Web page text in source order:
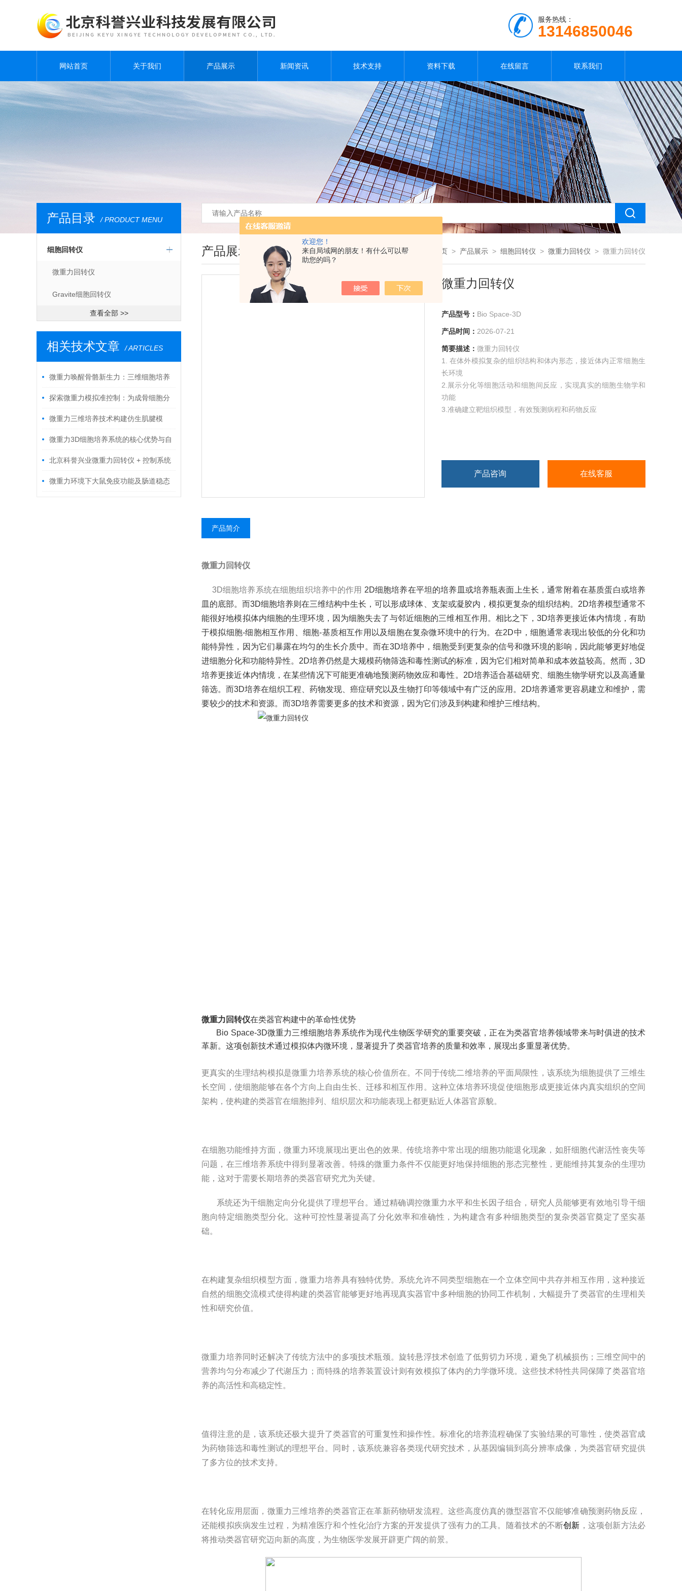
欢迎您！
来自局域网的朋友！有什么可以帮
助您的吗？
服务热线：
13146850046
网站首页 关于我们 产品展示 新闻资讯 技术支持 资料下载 在线留言 联系我们
产品目录 / PRODUCT MENU
细胞回转仪
微重力回转仪
Gravite细胞回转仪
查看全部 >>
相关技术文章 / ARTICLES
微重力唤醒骨骼新生力：三维细胞培养
系统如何逆转骨纤维化进程
探索微重力模拟准控制：为成骨细胞分
化铺就高效“太空通路”
微重力三维培养技术构建仿生肌腱模
型：探索运动损伤修复新通路
微重力3D细胞培养系统的核心优势与自
动化调控技术解析
北京科誉兴业​微重力回转仪 + 控制系统
一站式细胞培养解决方案
微重力环境下大鼠免疫功能及肠道稳态
产品展示 您现在的位置： 首页 > 产品展示 > 细胞回转仪 > 微重力回转仪 > 微重力回转仪
微重力回转仪
产品型号： Bio Space-3D
产品时间： 2026-07-21
简要描述： 微重力回转仪
1. 在体外模拟复杂的组织结构和体内形态，接近体内正常细胞生
长环境
2.展示分化等细胞活动和细胞间反应，实现真实的细胞生物学和
功能
3.准确建立靶组织模型，有效预测病程和药物反应
产品咨询 在线客服
产品简介
微重力回转仪
3D细胞培养系统在细胞组织培养中的作用 2D细胞培养在平坦的培养皿或培养瓶表面上生长，通常附着在基质蛋白或培养
皿的底部。而3D细胞培养则在三维结构中生长，可以形成球体、支架或凝胶内，模拟更复杂的组织结构。2D培养模型通常不
能很好地模拟体内细胞的生理环境，因为细胞失去了与邻近细胞的三维相互作用。相比之下，3D培养更接近体内情境，有助
于模拟细胞-细胞相互作用、细胞-基质相互作用以及细胞在复杂微环境中的行为。在2D中，细胞通常表现出较低的分化和功
能特异性，因为它们暴露在均匀的生长介质中。而在3D培养中，细胞受到更复杂的信号和微环境的影响，因此能够更好地促
进细胞分化和功能特异性。2D培养仍然是大规模药物筛选和毒性测试的标准，因为它们相对简单和成本效益较高。然而，3D
培养更接近体内情境，在某些情况下可能更准确地预测药物效应和毒性。2D培养适合基础研究、细胞生物学研究以及高通量
筛选。而3D培养在组织工程、药物发现、癌症研究以及生物打印等领域中有广泛的应用。2D培养通常更容易建立和维护，需
要较少的技术和资源。而3D培养需要更多的技术和资源，因为它们涉及到构建和维护三维结构。
微重力回转仪在类器官构建中的革命性优势
Bio Space-3D微重力三维细胞培养系统作为现代生物医学研究的重要突破，正在为类器官培养领域带来与时俱进的技术
革新。这项创新技术通过模拟体内微环境，显著提升了类器官培养的质量和效率，展现出多重显著优势。
更真实的生理结构模拟是微重力培养系统的核心价值所在。不同于传统二维培养的平面局限性，该系统为细胞提供了三维生
长空间，使细胞能够在各个方向上自由生长、迁移和相互作用。这种立体培养环境促使细胞形成更接近体内真实组织的空间
架构，使构建的类器官在细胞排列、组织层次和功能表现上都更贴近人体器官原貌。
在细胞功能维持方面，微重力环境展现出更出色的效果。传统培养中常出现的细胞功能退化现象，如肝细胞代谢活性丧失等
问题，在三维培养系统中得到显著改善。特殊的微重力条件不仅能更好地保持细胞的形态完整性，更能维持其复杂的生理功
能，这对于需要长期培养的类器官研究尤为关键。
系统还为干细胞定向分化提供了理想平台。通过精确调控微重力水平和生长因子组合，研究人员能够更有效地引导干细
胞向特定细胞类型分化。这种可控性显著提高了分化效率和准确性，为构建含有多种细胞类型的复杂类器官奠定了坚实基
础。
在构建复杂组织模型方面，微重力培养具有独特优势。系统允许不同类型细胞在一个立体空间中共存并相互作用，这种接近
自然的细胞交流模式使得构建的类器官能够更好地再现真实器官中多种细胞的协同工作机制，大幅提升了类器官的生理相关
性和研究价值。
微重力培养同时还解决了传统方法中的多项技术瓶颈。旋转悬浮技术创造了低剪切力环境，避免了机械损伤；三维空间中的
营养均匀分布减少了代谢压力；而特殊的培养装置设计则有效模拟了体内的力学微环境。这些技术特性共同保障了类器官培
养的高活性和高稳定性。
值得注意的是，该系统还极大提升了类器官的可重复性和操作性。标准化的培养流程确保了实验结果的可靠性，使类器官成
为药物筛选和毒性测试的理想平台。同时，该系统兼容各类现代研究技术，从基因编辑到高分辨率成像，为类器官研究提供
了多方位的技术支持。
在转化应用层面，微重力三维培养的类器官正在革新药物研发流程。这些高度仿真的微型器官不仅能够准确预测药物反应，
还能模拟疾病发生过程，为精准医疗和个性化治疗方案的开发提供了强有力的工具。随着技术的不断创新 ，这项创新方法必
将推动类器官研究迈向新的高度，为生物医学发展开辟更广阔的前景。